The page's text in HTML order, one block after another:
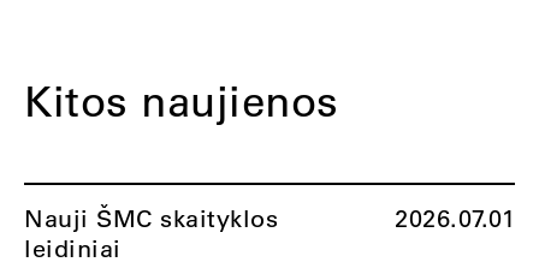
Kitos naujienos
Nauji ŠMC skaityklos
leidiniai
2026.07.01